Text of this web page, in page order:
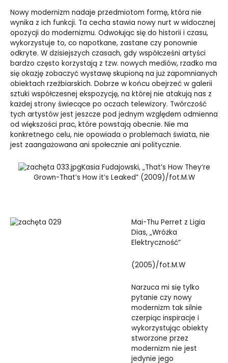
Nowy modernizm nadaje przedmiotom formę, która nie
wynika z ich funkcji. Ta cecha stawia nowy nurt w widocznej
opozycji do modernizmu. Odwołując się do historii i czasu,
wykorzystuje to, co napotkane, zastane czy ponownie
odkryte. W dzisiejszych czasach, gdy współcześni artyści
bardzo często korzystają z tzw. nowych mediów, rzadko ma
się okazję zobaczyć wystawę skupioną na już zapomnianych
obiektach rzeźbiarskich. Dobrze w końcu obejrzeć w galerii
sztuki współczesnej ekspozycję, na której nie atakują nas z
każdej strony świecące po oczach telewizory. Twórczość
tych artystów jest jeszcze pod jednym względem odmienna
od większości prac, które powstają obecnie. Nie ma
konkretnego celu, nie opowiada o problemach świata, nie
jest zaangażowana ani społecznie ani politycznie.
Kasia Fudajowski, „That’s How They’re
Grown-That’s How it’s Leaked” (2009)/fot.M.W
Mai-Thu Perret z Ligia
Dias, „Wróżka
Elektryczność”
(2005)/fot.M.W
Narzuca mi się tylko
pytanie czy nowy
modernizm tak silnie
czerpiąc inspiracje i
wykorzystując obiekty
stworzone przez
modernizm nie jest
jedynie jego